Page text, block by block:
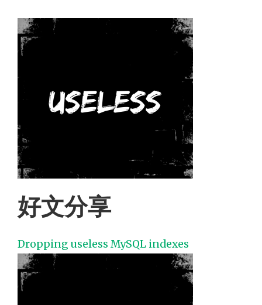
好文分享
Dropping useless MySQL indexes